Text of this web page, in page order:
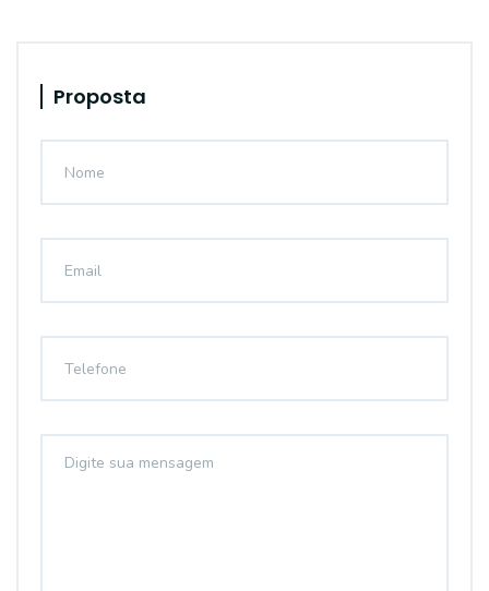
Proposta